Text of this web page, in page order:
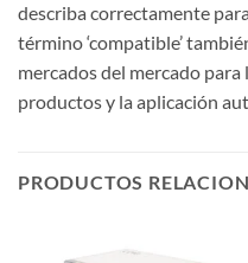
describa correctamente
término ‘compatible’
mercados del mercado
productos y la aplicación
PRODUCTOS